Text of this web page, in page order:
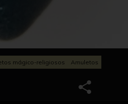
mágico-religiosos Amuletos